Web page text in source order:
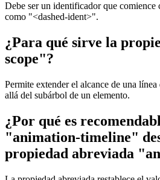
Debe ser un identificador que comience
como "<dashed-ident>".
¿Para qué sirve la
scope"?
Permite extender el alcance de una
allá del subárbol de un elemento.
¿Por qué es
"animation-timeline"
propiedad abreviada